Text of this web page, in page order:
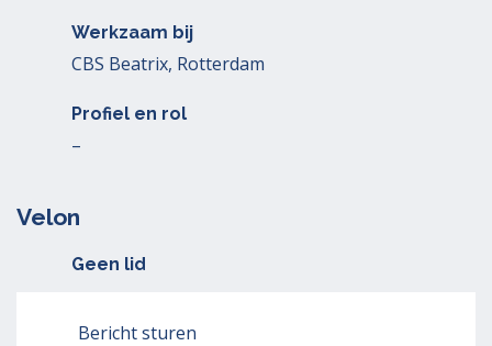
Werkzaam bij
CBS Beatrix, Rotterdam
Profiel en rol
–
Velon
Geen lid
Bericht sturen